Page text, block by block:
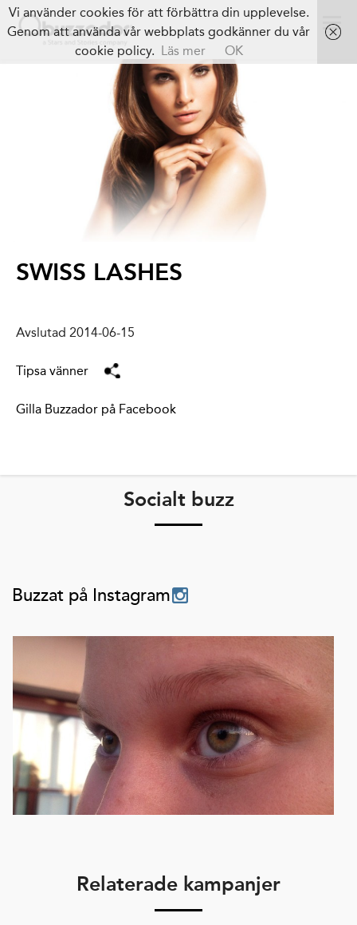
SWISS LASHES
Avslutad 2014-06-15
Tipsa vänner
Gilla Buzzador på Facebook
Socialt buzz
Buzzat på Instagram
Relaterade kampanjer
Vi använder cookies för att förbättra din upplevelse.
Genom att använda vår webbplats godkänner du vår
cookie policy. Läs mer OK